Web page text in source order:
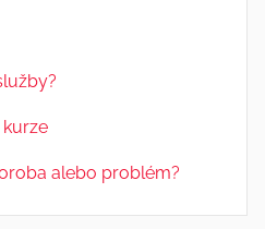
alebo problém?